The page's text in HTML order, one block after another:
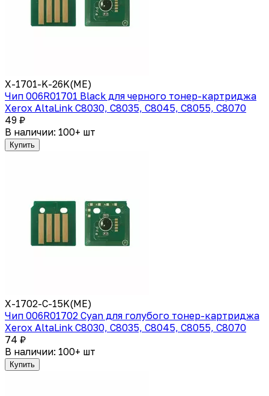
X-1701-K-26K(МЕ)
Чип 006R01701 Black для черного тонер-картриджа
Xerox AltaLink C8030, C8035, C8045, C8055, C8070
49 ₽
В наличии: 100+ шт
Купить
X-1702-C-15K(ME)
Чип 006R01702 Cyan для голубого тонер-картриджа
Xerox AltaLink C8030, C8035, C8045, C8055, C8070
74 ₽
В наличии: 100+ шт
Купить